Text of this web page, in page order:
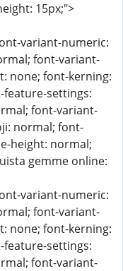
15px;">
variant-numeric:
font-variant-
none; font-kerning:
settings:
font-variant-
normal; font-
height: normal;
gemme online:
variant-numeric:
font-variant-
none; font-kerning:
settings:
font-variant-